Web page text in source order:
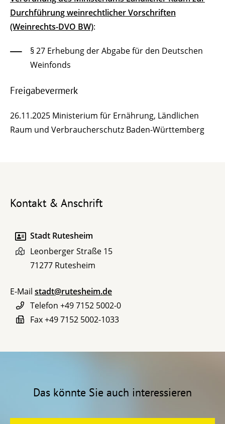
Durchführung weinrechtlicher Vorschriften
(Weinrechts-DVO BW):
§ 27 Erhebung der Abgabe für den Deutschen
Weinfonds
Freigabevermerk
26.11.2025 Ministerium für Ernährung, Ländlichen
Raum und Verbraucherschutz Baden-Württemberg
Kontakt & Anschrift
Stadt Rutesheim
Leonberger Straße 15
71277 Rutesheim
E-Mail stadt@rutesheim.de
Telefon +49 7152 5002-0
Fax+49 7152 5002-1033
Das könnte Sie auch interessieren